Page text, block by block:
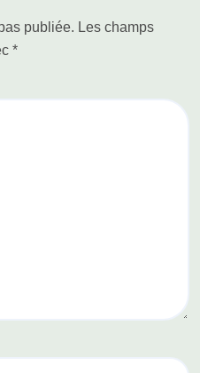
publiée. Les champs
*